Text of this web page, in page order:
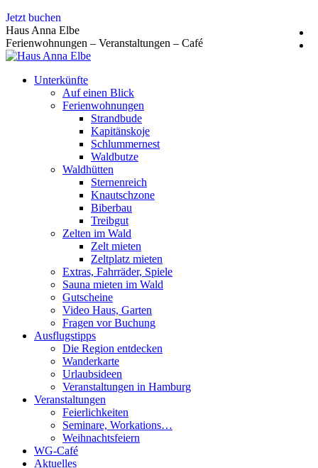
Zum
Inhalt
springen
Jetzt buchen
Haus Anna Elbe
Ferienwohnungen – Veranstaltungen – Café
Unterkünfte
Auf einen Blick
Ferienwohnungen
Strandbude
Kapitänskoje
Schlummernest
Waldbutze
Waldhütten
Sternenreich
Knautschzone
Biberbau
Treibgut
Zelten im Wald
Zelt mieten
Zeltplatz mieten
Extras, Fahrräder, Spiele
Sauna mieten im Wald
Gutscheine
Video Haus, Garten
Fragen vor Buchung
Ausflugstipps
Die Region entdecken
Wanderkarte
Urlaubsideen
Veranstaltungen in Hamburg
Veranstaltungen
Feierlichkeiten
Seminare, Workations…
Weihnachtsfeiern
WG-Café
Aktuelles